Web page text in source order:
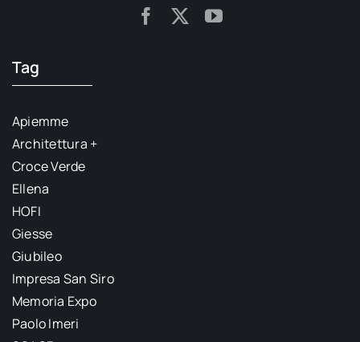
Tag
Apiemme
Architettura +
Croce Verde
Ellena
HOFI
Giesse
Giubileo
Impresa San Siro
Memoria Expo
Paolo Imeri